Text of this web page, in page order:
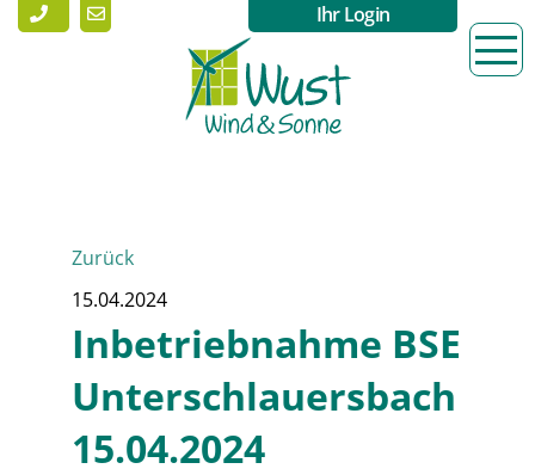
Ihr Login
Zurück
15.04.2024
Inbetriebnahme BSE
Unterschlauersbach
15.04.2024